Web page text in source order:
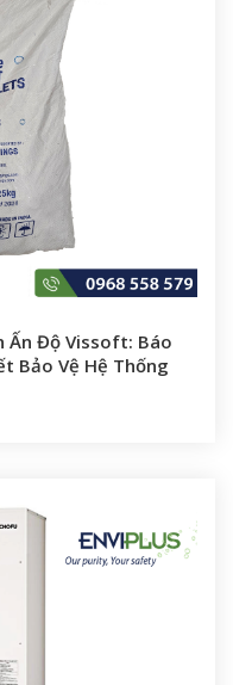
Ấn Độ Vissoft: Báo
Bảo Vệ Hệ Thống